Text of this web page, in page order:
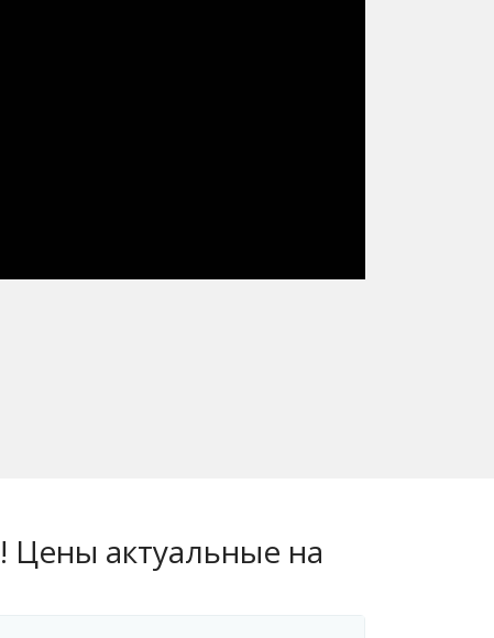
актуальные на